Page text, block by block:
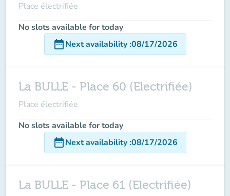
Place électrifiée
No slots available for today
date_rangeNext availability:08/17/2026
La BULLE - Place 60 (Electrifiée)
Place électrifiée
No slots available for today
date_rangeNext availability:08/17/2026
La BULLE - Place 61 (Electrifiée)